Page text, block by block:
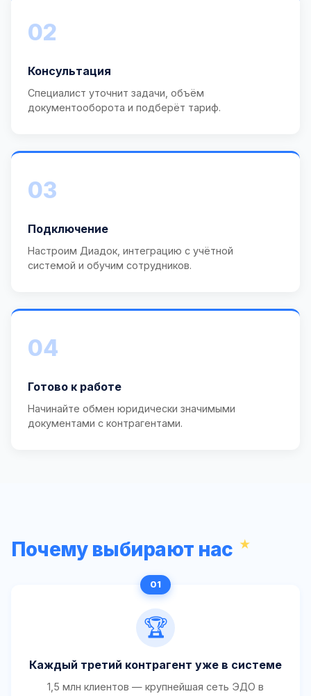
02
Консультация
Специалист уточнит задачи, объём
документооборота и подберёт тариф.
03
Подключение
Настроим Диадок, интеграцию с учётной
системой и обучим сотрудников.
04
Готово к работе
Начинайте обмен юридически значимыми
документами с контрагентами.
Почему выбирают нас
🏆
Каждый третий контрагент уже в системе
1,5 млн клиентов — крупнейшая сеть ЭДО в